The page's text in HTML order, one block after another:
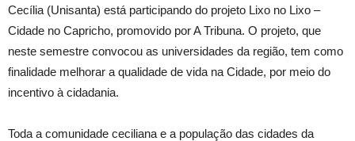
Cecília (Unisanta) está participando do projeto Lixo no Lixo –
Cidade no Capricho, promovido por A Tribuna. O projeto, que
neste semestre convocou as universidades da região, tem como
finalidade melhorar a qualidade de vida na Cidade, por meio do
incentivo à cidadania.
Toda a comunidade ceciliana e a população das cidades da